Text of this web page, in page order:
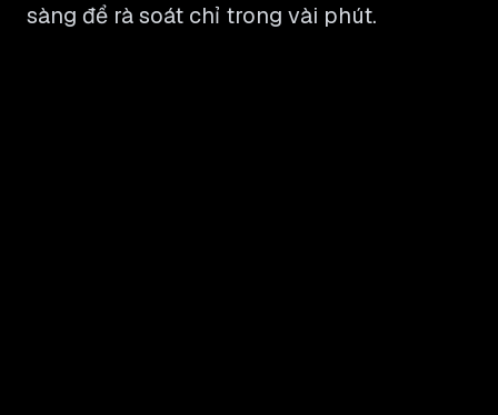
sàng để rà soát chỉ trong vài phút.